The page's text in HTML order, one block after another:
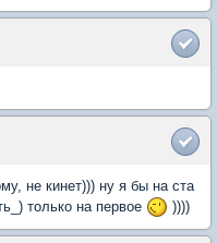
не кинет))) ну я бы на ста
только на первое
))))